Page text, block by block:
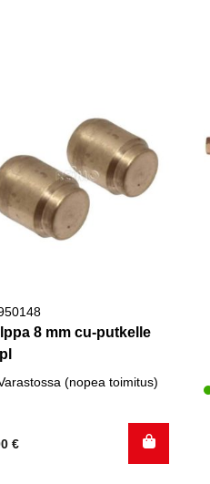
8 mm cu-putkelle
(nopea toimitus)
€